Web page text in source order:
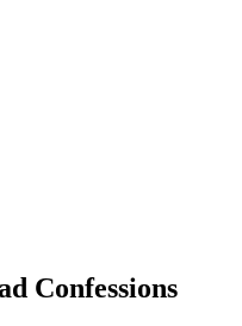
Confessions